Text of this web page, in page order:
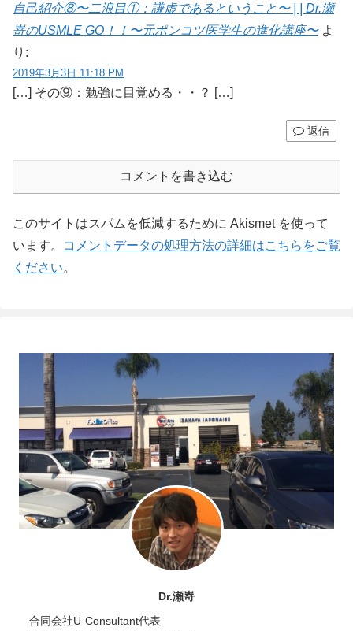
自己紹介⑧〜二浪目①：謙虚であるということ〜 | | Dr.瀬
嵜のUSMLE GO！！〜元ポンコツ医学生の進化講座〜 よ
り:
2019年3月3日 11:18 PM
[…] その⑨：勉強に目覚める・・？ […]
返信
コメントを書き込む
このサイトはスパムを低減するために Akismet を使って
います。
コメントデータの処理方法の詳細はこちらをご覧
ください。
Dr.瀬嵜
合同会社U-Consultant代表